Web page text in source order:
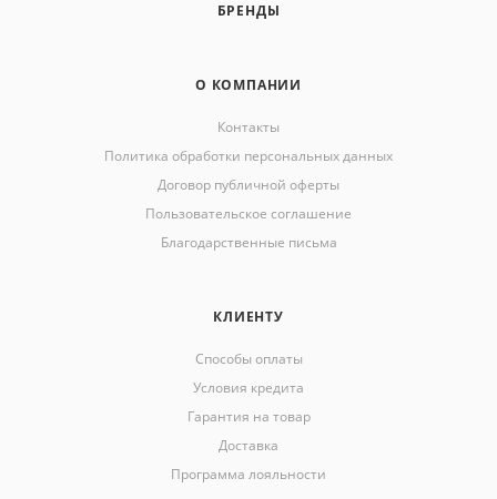
БРЕНДЫ
О КОМПАНИИ
Контакты
Политика обработки персональных данных
Договор публичной оферты
Пользовательское соглашение
Благодарственные письма
КЛИЕНТУ
Способы оплаты
Условия кредита
Гарантия на товар
Доставка
Программа лояльности